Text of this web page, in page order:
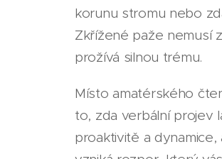
korunu stromu nebo
Zkřížené paže nemusí
prožívá silnou trému.
Místo amatérského
to, zda verbální projev
proaktivitě a